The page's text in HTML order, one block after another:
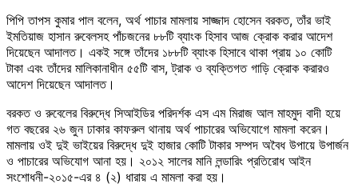
পিপি তাপস কুমার পাল বলেন, অর্থ পাচার মামলায় সাজ্জাদ হোসেন বরকত, তাঁর ভাই
ইমতিয়াজ হাসান রুবেলসহ পাঁচজনের ৮৮টি ব্যাংক হিসাব আজ ক্রোক করার আদেশ
দিয়েছেন আদালত। একই সঙ্গে তাঁদের ১৮৮টি ব্যাংক হিসাবে থাকা প্রায় ১০ কোটি
টাকা এবং তাঁদের মালিকানাধীন ৫৫টি বাস, ট্রাক ও ব্যক্তিগত গাড়ি ক্রোক করারও
আদেশ দিয়েছেন আদালত।
বরকত ও রুবেলের বিরুদ্ধে সিআইডির পরিদর্শক এস এম মিরাজ আল মাহমুদ বাদী হয়ে
গত বছরের ২৬ জুন ঢাকার কাফরুল থানায় অর্থ পাচারের অভিযোগে মামলা করেন।
মামলায় ওই দুই ভাইয়ের বিরুদ্ধে দুই হাজার কোটি টাকার সম্পদ অবৈধ উপায়ে উপার্জন
ও পাচারের অভিযোগ আনা হয়। ২০১২ সালের মানি লন্ডারিং প্রতিরোধ আইন
সংশোধনী-২০১৫-এর ৪ (২) ধারায় এ মামলা করা হয়।